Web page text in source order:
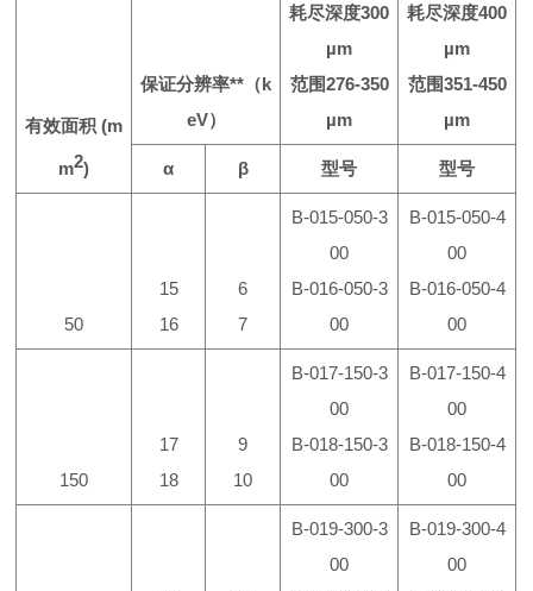
有效面积 (m
m2)
保证分辨率** （k
eV）
耗尽深度300
µm
范围276-350
µm
耗尽深度400
µm
范围351-450
µm
α β 型号 型号
50
15
16
6
7
B-015-050-3
00
B-016-050-3
00
B-015-050-4
00
B-016-050-4
00
150
17
18
9
10
B-017-150-3
00
B-018-150-3
00
B-017-150-4
00
B-018-150-4
00
B-019-300-3
00
B-019-300-4
00